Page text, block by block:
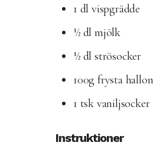
1 dl vispgrädde
½ dl mjölk
½ dl strösocker
100g frysta hallon
1 tsk vaniljsocker
Instruktioner